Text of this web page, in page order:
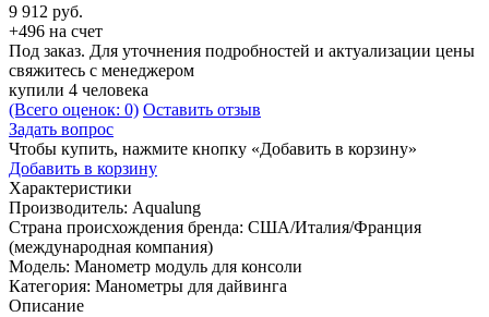
9 912 руб.
+496 на счет
Под заказ. Для уточнения подробностей и актуализации цены
свяжитесь с менеджером
купили 4 человека
(Всего оценок: 0) Оставить отзыв
Задать вопрос
Чтобы купить, нажмите кнопку «Добавить в корзину»
Добавить в корзину
Характеристики
Производитель: Aqualung
Страна происхождения бренда: США/Италия/Франция
(международная компания)
Модель: Манометр модуль для консоли
Категория: Манометры для дайвинга
Описание